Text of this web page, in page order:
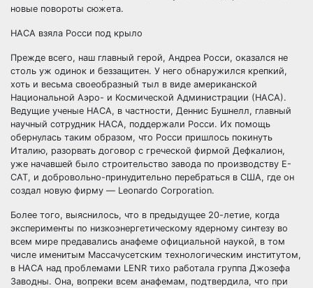
новые повороты сюжета.
НАСА взяла Росси под крыло
Прежде всего, наш главный герой, Андреа Росси, оказался не
столь уж одинок и беззащитен. У него обнаружился крепкий,
хоть и весьма своеобразный тыл в виде американской
Национальной Аэро- и Космической Администрации (НАСА).
Ведущие ученые НАСА, в частности, Деннис Бушнелл, главный
научный сотрудник НАСА, поддержали Росси. Их помощь
обернулась таким образом, что Росси пришлось покинуть
Италию, разорвать договор с греческой фирмой Дефкалион,
уже начавшей было строительство завода по производству Е-
САТ, и добровольно-принудительно перебраться в США, где он
создал новую фирму — Leonardo Corporation.
Более того, выяснилось, что в предыдущее 20-летие, когда
эксперименты по низкоэнергетическому ядерному синтезу во
всем мире предавались анафеме официальной наукой, в том
числе именитым Массачусетским технологическим институтом,
в НАСА над проблемами LENR тихо работала группа Джозефа
Заводны. Она, вопреки всем анафемам, подтвердила, что при